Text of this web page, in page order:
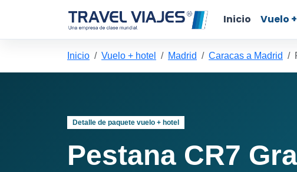
Inicio Vuelo
Inicio Vuelo + hotel Madrid Caracas a Madrid
Detalle de paquete vuelo + hotel
Pestana CR7